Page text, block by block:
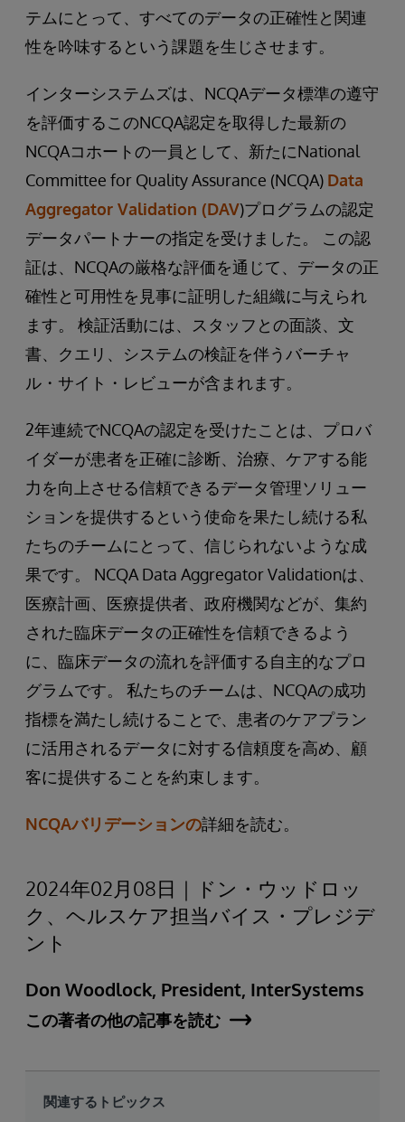
テムにとって、すべてのデータの正確性と関連
性を吟味するという課題を生じさせます。
インターシステムズは、NCQAデータ標準の遵守
を評価するこのNCQA認定を取得した最新の
NCQAコホートの一員として、新たにNational
Committee for Quality Assurance (NCQA) Data
Aggregator Validation (DAV)プログラムの認定
データパートナーの指定を受けました。 この認
証は、NCQAの厳格な評価を通じて、データの正
確性と可用性を見事に証明した組織に与えられ
ます。 検証活動には、スタッフとの面談、文
書、クエリ、システムの検証を伴うバーチャ
ル・サイト・レビューが含まれます。
2年連続でNCQAの認定を受けたことは、プロバ
イダーが患者を正確に診断、治療、ケアする能
力を向上させる信頼できるデータ管理ソリュー
ションを提供するという使命を果たし続ける私
たちのチームにとって、信じられないような成
果です。 NCQA Data Aggregator Validationは、
医療計画、医療提供者、政府機関などが、集約
された臨床データの正確性を信頼できるよう
に、臨床データの流れを評価する自主的なプロ
グラムです。 私たちのチームは、NCQAの成功
指標を満たし続けることで、患者のケアプラン
に活用されるデータに対する信頼度を高め、顧
客に提供することを約束します。
NCQAバリデーションの詳細を読む。
2024年02月08日｜ドン・ウッドロッ
ク、ヘルスケア担当バイス・プレジデ
ント
Don Woodlock, President, InterSystems
この著者の他の記事を読む
関連するトピックス